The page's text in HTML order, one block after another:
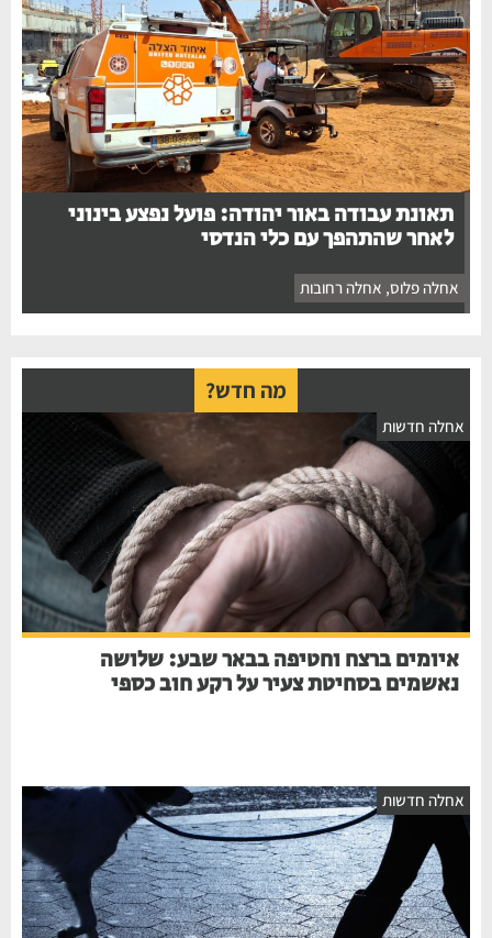
תאונת עבודה באור יהודה: פועל נפצע בינוני
לאחר שהתהפך עם כלי הנדסי
אחלה פלוס, אחלה רחובות
מה חדש?
אחלה חדשות
איומים ברצח וחטיפה בבאר שבע: שלושה
נאשמים בסחיטת צעיר על רקע חוב כספי
אחלה חדשות